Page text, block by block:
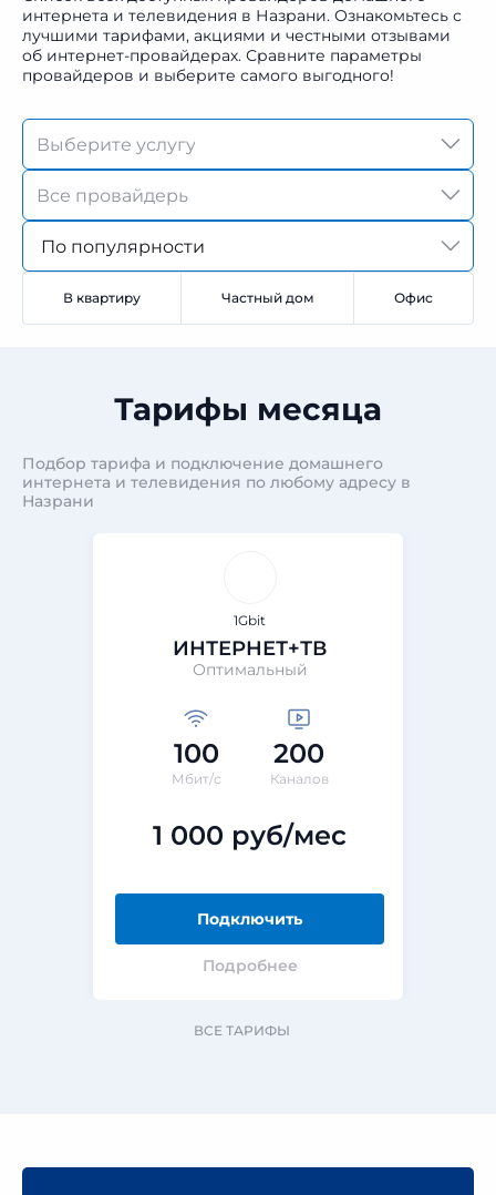
интернета и телевидения в Назрани. Ознакомьтесь с
лучшими тарифами, акциями и честными отзывами
об интернет-провайдерах. Сравните параметры
провайдеров и выберите самого выгодного!
По популярности
В квартиру Частный дом Офис
Тарифы месяца
Подбор тарифа и подключение домашнего
интернета и телевидения по любому адресу в
Назрани
1Gbit
ИНТЕРНЕТ+ТВ
Оптимальный
100
Мбит/с
200
Каналов
1 000 руб/мес
Подключить
Подробнее
ВСЕ ТАРИФЫ